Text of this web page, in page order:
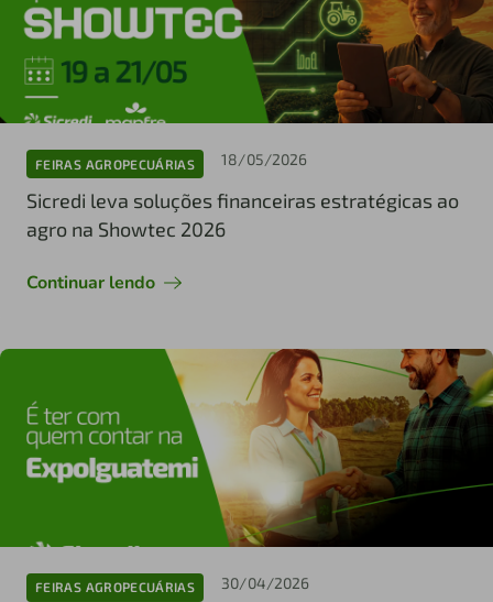
FEIRAS AGROPECUÁRIAS 18/05/2026
Sicredi leva soluções financeiras estratégicas ao
agro na Showtec 2026
Continuar lendo
FEIRAS AGROPECUÁRIAS 30/04/2026